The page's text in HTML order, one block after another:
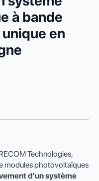
à bande
en
Technologies,
modules photovoltaïques
d'unsystème